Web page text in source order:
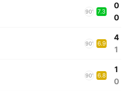
90' 7.3
0
0
90' 6.9
4
1
90' 6.8
1
0